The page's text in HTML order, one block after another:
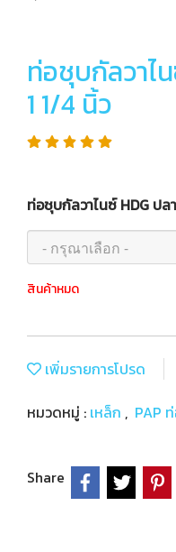
ท่อชุบกัลวาไ
1 1/4 นิ้ว
ท่อชุบกัลวาไนซ์ HDG ปล
สินค้าหมด
เพิ่มรายการโปรด
หมวดหมู่ : เหล็ก , PAP
Share